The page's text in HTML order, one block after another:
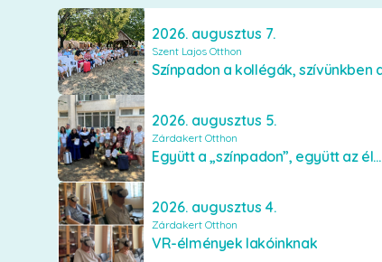
2026. augusztus 7.
Szent Lajos Otthon
2026. augusztus 5.
Zárdakert Otthon
Együtt a „színpadon”, együtt az élményekért 🎭✨
2026. augusztus 4.
Zárdakert Otthon
VR-élmények lakóinknak